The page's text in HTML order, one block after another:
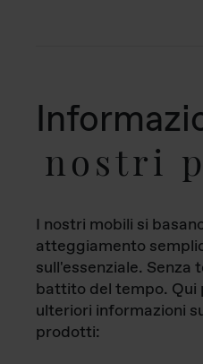
nostri
I nostri mobili si
atteggiamento
sull'essenziale. Senza
battito del tempo.
ulteriori informazioni
prodotti: